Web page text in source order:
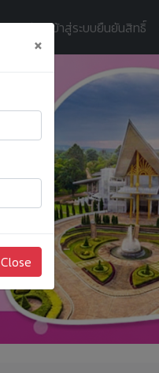
ผู้สมัครเข้าสู่ระบบยืนยันสิทธิ์
×
Close